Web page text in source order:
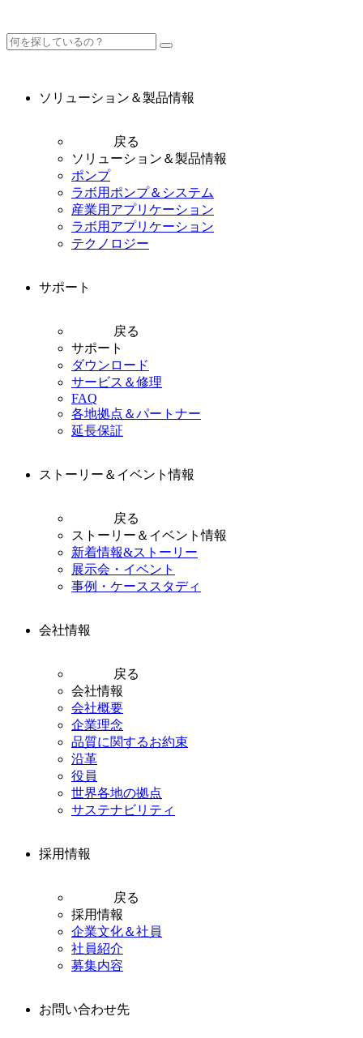
ソリューション＆製品情報
戻る
ソリューション＆製品情報
ポンプ
ラボ用ポンプ＆システム
産業用アプリケーション
ラボ用アプリケーション
テクノロジー
サポート
戻る
サポート
ダウンロード
サービス＆修理
FAQ
各地拠点＆パートナー
延長保証
ストーリー＆イベント情報
戻る
ストーリー＆イベント情報
新着情報&ストーリー
展示会・イベント
事例・ケーススタディ
会社情報
戻る
会社情報
会社概要
企業理念
品質に関するお約束
沿革
役員
世界各地の拠点
サステナビリティ
採用情報
戻る
採用情報
企業文化＆社員
社員紹介
募集内容
お問い合わせ先